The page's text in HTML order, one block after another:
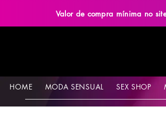
Valor de compra mínima no
HOME MODA SENSUAL SEX SHOP